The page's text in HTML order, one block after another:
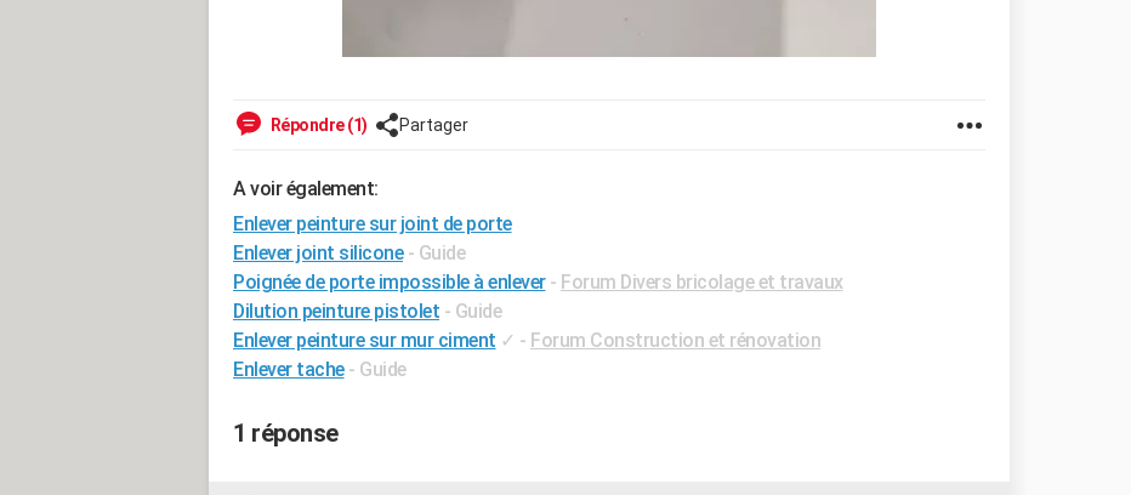
Répondre (1) Partager
A voir également:
Enlever peinture sur joint de porte
Enlever joint silicone - Guide
Poignée de porte impossible à enlever - Forum Divers bricolage et travaux
Dilution peinture pistolet - Guide
Enlever peinture sur mur ciment ✓ - Forum Construction et rénovation
Enlever tache - Guide
1 réponse